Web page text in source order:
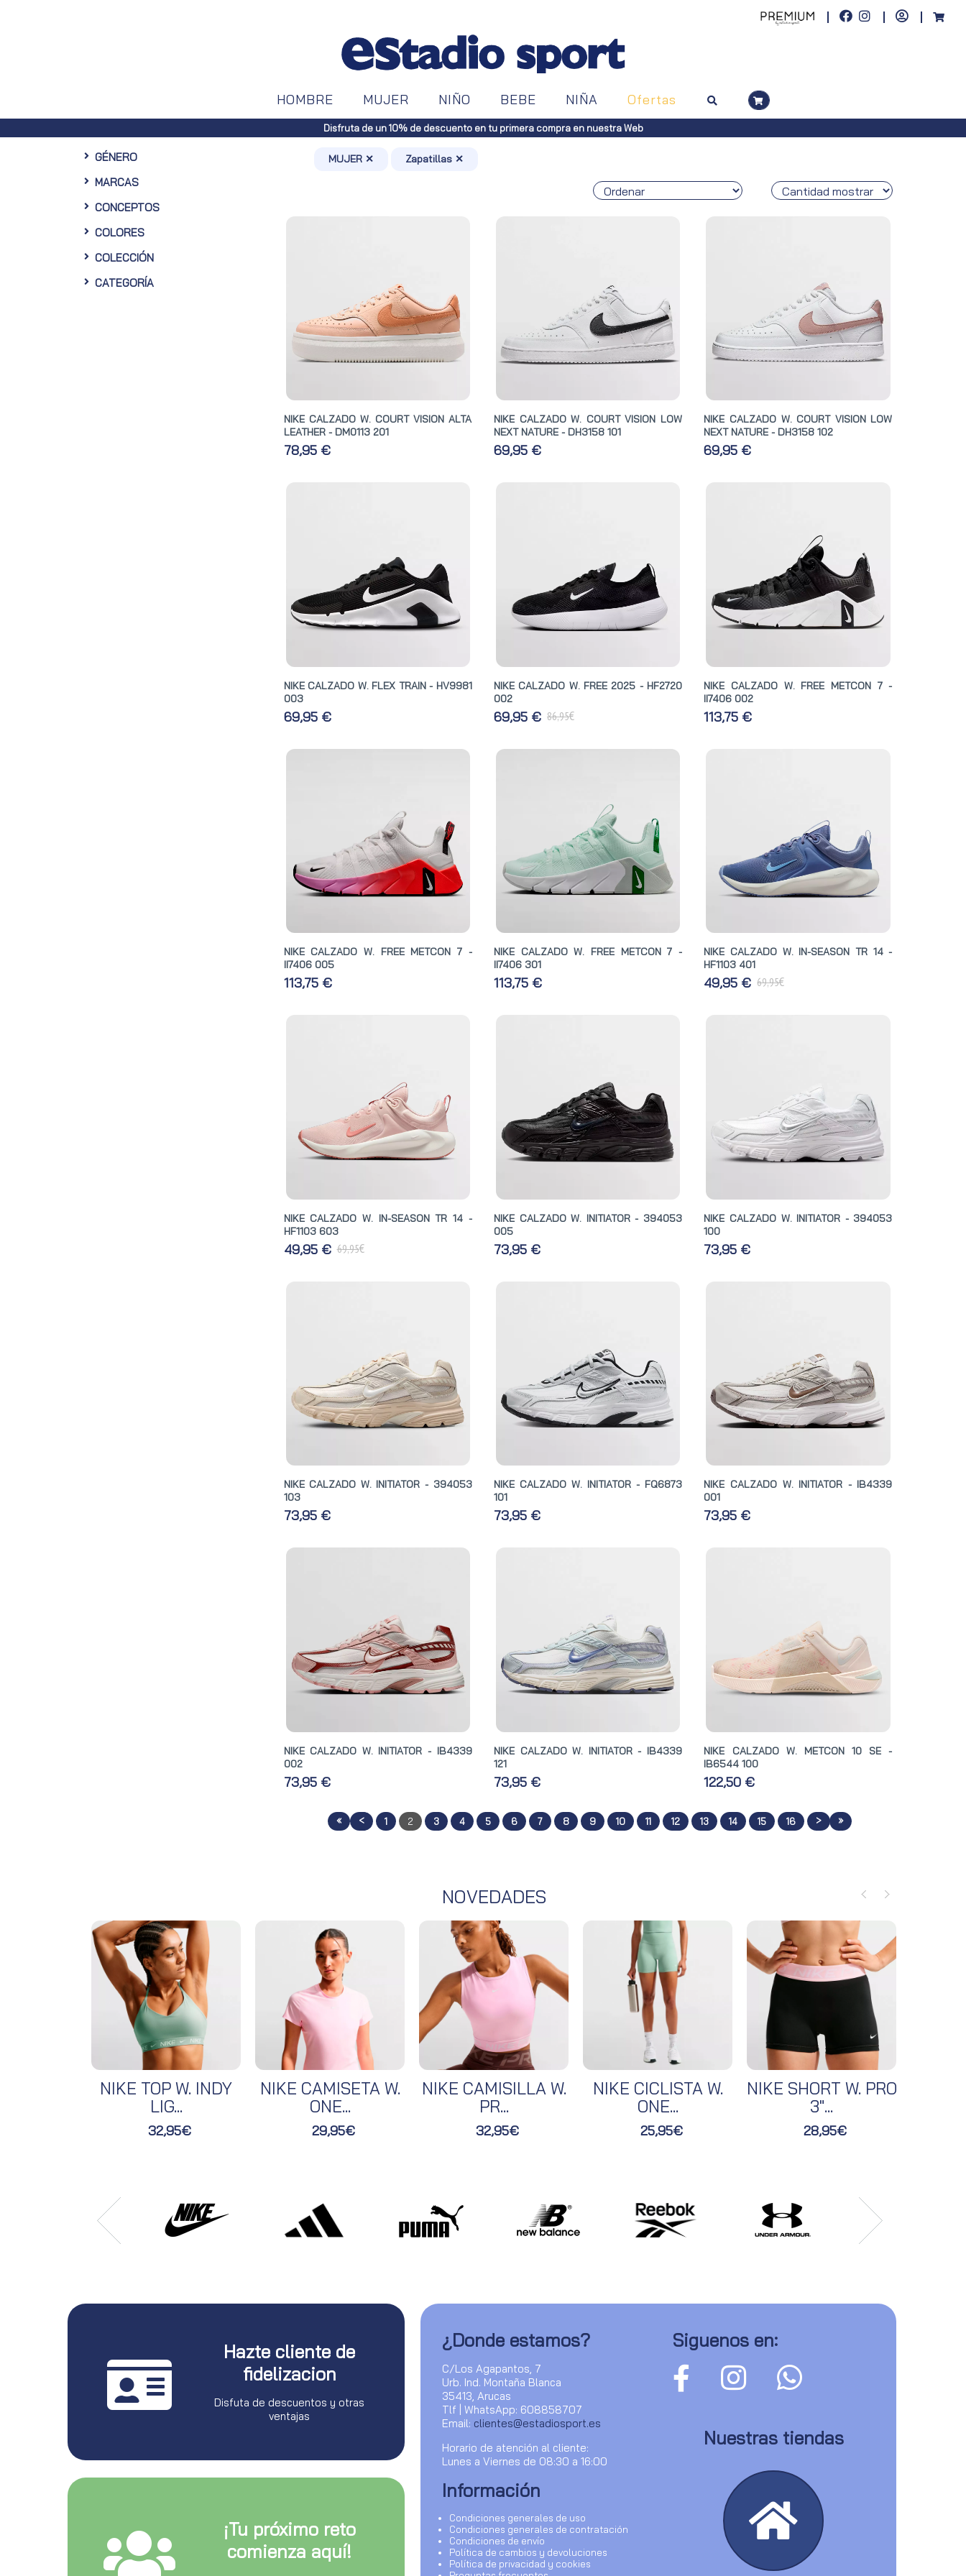
HOMBRE MUJER NIÑO BEBE NIÑA Ofertas
Envíos gratuitos a toda España (Canarias, pedidos superiores a 50€. Península, pedidos superiores a 100€)
GÉNERO
MARCAS
CONCEPTOS
COLORES
COLECCIÓN
CATEGORÍA
MUJER ✕ Zapatillas ✕
NIKE CALZADO W. COURT VISION ALTA
LEATHER - DM0113 201
78,95 €
NIKE CALZADO W. COURT VISION LOW
NEXT NATURE - DH3158 101
69,95 €
NIKE CALZADO W. COURT VISION LOW
NEXT NATURE - DH3158 102
69,95 €
NIKE CALZADO W. FLEX TRAIN - HV9981
003
69,95 €
NIKE CALZADO W. FREE 2025 - HF2720
002
69,95 € 86,95€
NIKE CALZADO W. FREE METCON 7 -
II7406 002
113,75 €
NIKE CALZADO W. FREE METCON 7 -
II7406 005
113,75 €
NIKE CALZADO W. FREE METCON 7 -
II7406 301
113,75 €
NIKE CALZADO W. IN-SEASON TR 14 -
HF1103 401
49,95 € 69,95€
NIKE CALZADO W. IN-SEASON TR 14 -
HF1103 603
49,95 € 69,95€
NIKE CALZADO W. INITIATOR - 394053
005
73,95 €
NIKE CALZADO W. INITIATOR - 394053
100
73,95 €
NIKE CALZADO W. INITIATOR - 394053
103
73,95 €
NIKE CALZADO W. INITIATOR - FQ6873
101
73,95 €
NIKE CALZADO W. INITIATOR - IB4339
001
73,95 €
NIKE CALZADO W. INITIATOR - IB4339
002
73,95 €
NIKE CALZADO W. INITIATOR - IB4339
121
73,95 €
NIKE CALZADO W. METCON 10 SE -
IB6544 100
122,50 €
« < 1 2 3 4 5 6 7 8 9 10 11 12 13 14 15 16 > »
NOVEDADES
NIKE TOP W. INDY
LIG...
32,95€
NIKE CAMISETA W.
ONE...
29,95€
NIKE CAMISILLA W.
PR...
32,95€
NIKE CICLISTA W.
ONE...
25,95€
NIKE SHORT W. PRO
3"...
28,95€
Hazte cliente de
fidelizacion
Disfuta de descuentos y otras
ventajas
¡Tu próximo reto
comienza aquí!
¿Donde estamos?
C/Los Agapantos, 7
Urb. Ind. Montaña Blanca
35413, Arucas
Tlf | WhatsApp: 608858707
Email: clientes@estadiosport.es
Horario de atención al cliente:
Lunes a Viernes de 08:30 a 16:00
Información
Condiciones generales de uso
Condiciones generales de contratación
Condiciones de envío
Política de cambios y devoluciones
Política de privacidad y cookies
Siguenos en:
Nuestras tiendas